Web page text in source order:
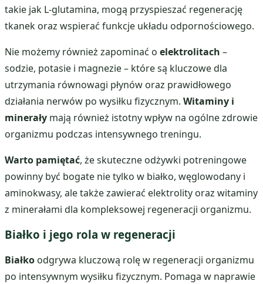
takie jak L-glutamina, mogą przyspieszać regenerację
tkanek oraz wspierać funkcje układu odpornościowego.
Nie możemy również zapominać o elektrolitach –
sodzie, potasie i magnezie – które są kluczowe dla
utrzymania równowagi płynów oraz prawidłowego
działania nerwów po wysiłku fizycznym. Witaminy i
minerały mają również istotny wpływ na ogólne zdrowie
organizmu podczas intensywnego treningu.
Warto pamiętać, że skuteczne odżywki potreningowe
powinny być bogate nie tylko w białko, węglowodany i
aminokwasy, ale także zawierać elektrolity oraz witaminy
z minerałami dla kompleksowej regeneracji organizmu.
Białko i jego rola w regeneracji
Białko odgrywa kluczową rolę w regeneracji organizmu
po intensywnym wysiłku fizycznym. Pomaga w naprawie